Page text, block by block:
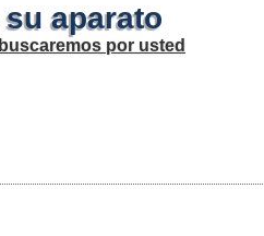
aparato
por usted